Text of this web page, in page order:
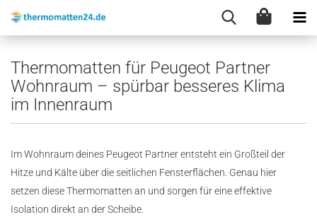
Thermomatten für Peugeot Partner
Wohnraum – spürbar besseres Klima
im Innenraum
Im Wohnraum deines Peugeot Partner entsteht ein Großteil der
Hitze und Kälte über die seitlichen Fensterflächen. Genau hier
setzen diese Thermomatten an und sorgen für eine effektive
Isolation direkt an der Scheibe.